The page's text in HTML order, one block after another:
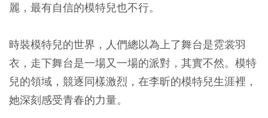
麗，最有自信的模特兒也不行。
時裝模特兒的世界，人們總以為上了舞台是霓裳羽
衣，走下舞台是一場又一場的派對，其實不然。模特
兒的領域，競逐同樣激烈，在李昕的模特兒生涯裡，
她深刻感受青春的力量。